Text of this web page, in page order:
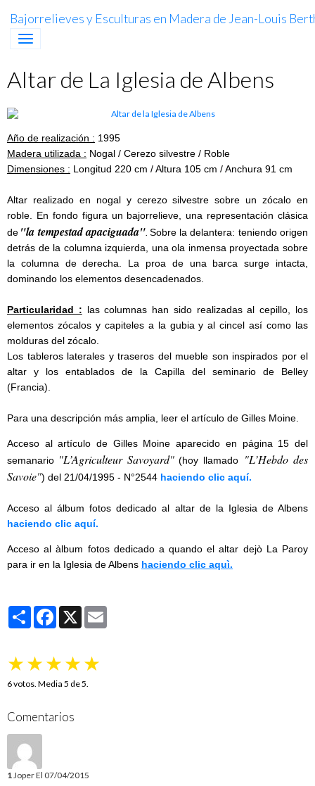
Bajorrelieves y Esculturas en Madera de Jean-Louis
Altar de La Iglesia de Albens
Año de realización : 1995
Madera utilizada : Nogal / Cerezo silvestre / Roble
Dimensiones : Longitud 220 cm / Altura 105 cm / Anchura 91 cm
Altar realizado en nogal y cerezo silvestre sobre un zócalo en
roble. En fondo figura un bajorrelieve, una representación clásica
de "la tempestad apaciguada". Sobre la delantera: teniendo origen
detrás de la columna izquierda, una ola inmensa proyectada sobre
la columna de derecha. La proa de una barca surge intacta,
dominando los elementos desencadenados.
Particularidad : las columnas han sido realizadas al cepillo, los
elementos zócalos y capiteles a la gubia y al cincel así como las
molduras del zócalo.
Los tableros laterales y traseros del mueble son inspirados por el
altar y los entablados de la Capilla del seminario de Belley
(Francia).
Para una descripción más amplia, leer el artículo de Gilles Moine.
Acceso al artículo de Gilles Moine aparecido en página 15 del
semanario "L’Agriculteur Savoyard" (hoy llamado
"L’Hebdo des
Savoie") del 21/04/1995 - N°2544 haciendo clic aquí.
Acceso al álbum fotos dedicado al altar de la Iglesia de Albens
haciendo clic aquí.
Acceso al àlbum fotos dedicado a quando el altar dejò La Paroy
para ir en la Iglesia de Albens haciendo clic aquì.
PartagerFacebook
X
★★★★★
6votos. Media 5 de 5.
Comentarios
1JoperEl 07/04/2015